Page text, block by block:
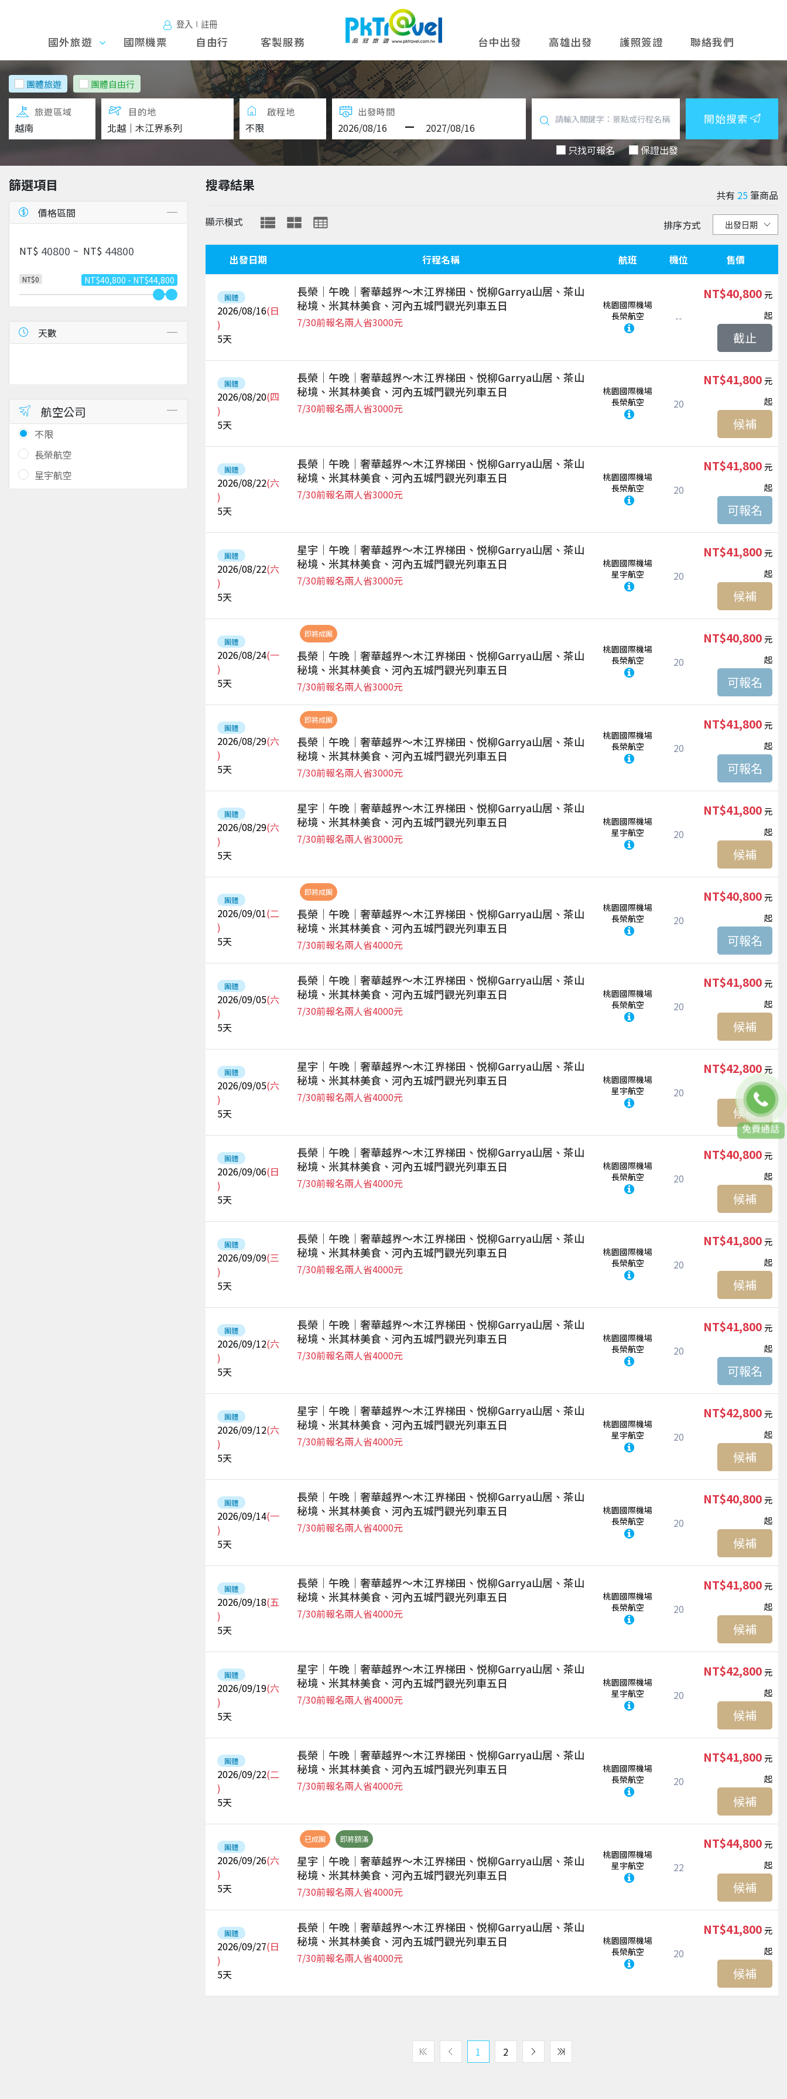
登入∣註冊
國外旅
遊
國外旅遊 國際機票 自由行 客製服務 台中出發 高雄出發 護照簽證 聯絡我們
團體旅遊 團體自由行
旅遊區域 目的地 啟程地 出發時間
只找可報名 保證出發
開始搜索
篩選項目
價格區間
NT$ ~ NT$
NT$0 NT$40,800 - NT$44,800
天數
航空公司
不限
長榮航空
星宇航空
搜尋結果
共有 25筆商品
顯示模式
排序方式
出發日期 行程名稱 航班 機位 售價
團體
2026/08/16(日
)
5天
長榮｜午晚｜奢華越界～木江界梯田、悦柳Garrya山居、茶山
秘境、米其林美食、河內五城門觀光列車五日
7/30前報名兩人省3000元
桃園國際機場
長榮航空
--
NT$40,800
起
截止
團體
2026/08/20(四
)
5天
長榮｜午晚｜奢華越界～木江界梯田、悦柳Garrya山居、茶山
秘境、米其林美食、河內五城門觀光列車五日
7/30前報名兩人省3000元
桃園國際機場
長榮航空
20
NT$41,800
起
候補
團體
2026/08/22(六
)
5天
長榮｜午晚｜奢華越界～木江界梯田、悦柳Garrya山居、茶山
秘境、米其林美食、河內五城門觀光列車五日
7/30前報名兩人省3000元
桃園國際機場
長榮航空
20
NT$41,800
起
團體
2026/08/22(六
)
5天
星宇｜午晚｜奢華越界～木江界梯田、悦柳Garrya山居、茶山
秘境、米其林美食、河內五城門觀光列車五日
7/30前報名兩人省3000元
桃園國際機場
星宇航空
20
NT$41,800
起
候補
團體
2026/08/24(一
)
5天
即將成團
長榮｜午晚｜奢華越界～木江界梯田、悦柳Garrya山居、茶山
秘境、米其林美食、河內五城門觀光列車五日
7/30前報名兩人省3000元
桃園國際機場
長榮航空
20
NT$40,800
起
團體
2026/08/29(六
)
5天
即將成團
長榮｜午晚｜奢華越界～木江界梯田、悦柳Garrya山居、茶山
秘境、米其林美食、河內五城門觀光列車五日
7/30前報名兩人省3000元
桃園國際機場
長榮航空
20
NT$41,800
起
團體
2026/08/29(六
)
5天
星宇｜午晚｜奢華越界～木江界梯田、悦柳Garrya山居、茶山
秘境、米其林美食、河內五城門觀光列車五日
7/30前報名兩人省3000元
桃園國際機場
星宇航空
20
NT$41,800
起
候補
團體
2026/09/01(二
)
5天
即將成團
長榮｜午晚｜奢華越界～木江界梯田、悦柳Garrya山居、茶山
秘境、米其林美食、河內五城門觀光列車五日
7/30前報名兩人省4000元
桃園國際機場
長榮航空
20
NT$40,800
起
團體
2026/09/05(六
)
5天
長榮｜午晚｜奢華越界～木江界梯田、悦柳Garrya山居、茶山
秘境、米其林美食、河內五城門觀光列車五日
7/30前報名兩人省4000元
桃園國際機場
長榮航空
20
NT$41,800
起
候補
團體
2026/09/05(六
)
5天
星宇｜午晚｜奢華越界～木江界梯田、悦柳Garrya山居、茶山
秘境、米其林美食、河內五城門觀光列車五日
7/30前報名兩人省4000元
桃園國際機場
星宇航空
20
NT$42,800
起
候補
團體
2026/09/06(日
)
5天
長榮｜午晚｜奢華越界～木江界梯田、悦柳Garrya山居、茶山
秘境、米其林美食、河內五城門觀光列車五日
7/30前報名兩人省4000元
桃園國際機場
長榮航空
20
NT$40,800
起
候補
團體
2026/09/09(三
)
5天
長榮｜午晚｜奢華越界～木江界梯田、悦柳Garrya山居、茶山
秘境、米其林美食、河內五城門觀光列車五日
7/30前報名兩人省4000元
桃園國際機場
長榮航空
20
NT$41,800
起
候補
團體
2026/09/12(六
)
5天
長榮｜午晚｜奢華越界～木江界梯田、悦柳Garrya山居、茶山
秘境、米其林美食、河內五城門觀光列車五日
7/30前報名兩人省4000元
桃園國際機場
長榮航空
20
NT$41,800
起
團體
2026/09/12(六
)
5天
星宇｜午晚｜奢華越界～木江界梯田、悦柳Garrya山居、茶山
秘境、米其林美食、河內五城門觀光列車五日
7/30前報名兩人省4000元
桃園國際機場
星宇航空
20
NT$42,800
起
候補
團體
2026/09/14(一
)
5天
長榮｜午晚｜奢華越界～木江界梯田、悦柳Garrya山居、茶山
秘境、米其林美食、河內五城門觀光列車五日
7/30前報名兩人省4000元
桃園國際機場
長榮航空
20
NT$40,800
起
候補
團體
2026/09/18(五
)
5天
長榮｜午晚｜奢華越界～木江界梯田、悦柳Garrya山居、茶山
秘境、米其林美食、河內五城門觀光列車五日
7/30前報名兩人省4000元
桃園國際機場
長榮航空
20
NT$41,800
起
候補
團體
2026/09/19(六
)
5天
星宇｜午晚｜奢華越界～木江界梯田、悦柳Garrya山居、茶山
秘境、米其林美食、河內五城門觀光列車五日
7/30前報名兩人省4000元
桃園國際機場
星宇航空
20
NT$42,800
起
候補
團體
2026/09/22(二
)
5天
長榮｜午晚｜奢華越界～木江界梯田、悦柳Garrya山居、茶山
秘境、米其林美食、河內五城門觀光列車五日
7/30前報名兩人省4000元
桃園國際機場
長榮航空
20
NT$41,800
起
候補
團體
2026/09/26(六
)
5天
已成團 即將額滿
星宇｜午晚｜奢華越界～木江界梯田、悦柳Garrya山居、茶山
秘境、米其林美食、河內五城門觀光列車五日
7/30前報名兩人省4000元
桃園國際機場
星宇航空
22
NT$44,800
起
候補
團體
2026/09/27(日
)
5天
長榮｜午晚｜奢華越界～木江界梯田、悦柳Garrya山居、茶山
秘境、米其林美食、河內五城門觀光列車五日
7/30前報名兩人省4000元
桃園國際機場
長榮航空
20
NT$41,800
起
候補
1 2
聯絡客服